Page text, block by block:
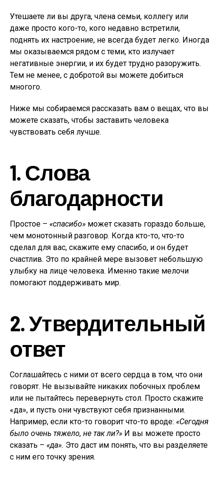
Утешаете ли вы друга, члена семьи, коллегу или
даже просто кого-то, кого недавно встретили,
поднять их настроение, не всегда будет легко. Иногда
мы оказываемся рядом с теми, кто излучает
негативные энергии, и их будет трудно разоружить.
Тем не менее, с добротой вы можете добиться
многого.
Ниже мы собираемся рассказать вам о вещах, что вы
можете сказать, чтобы заставить человека
чувствовать себя лучше.
1. Слова
благодарности
Простое – «спасибо» может сказать гораздо больше,
чем монотонный разговор. Когда кто-то, что-то
сделал для вас, скажите ему спасибо, и он будет
счастлив. Это по крайней мере вызовет небольшую
улыбку на лице человека. Именно такие мелочи
помогают поддерживать мир.
2. Утвердительный
ответ
Соглашайтесь с ними от всего сердца в том, что они
говорят. Не вызывайте никаких побочных проблем
или не пытайтесь перевернуть стол. Просто скажите
«да», и пусть они чувствуют себя признанными.
Например, если кто-то говорит что-то вроде: «Сегодня
было очень тяжело, не так ли?» И вы можете просто
сказать – «да». Это даст им понять, что вы разделяете
с ним его точку зрения.